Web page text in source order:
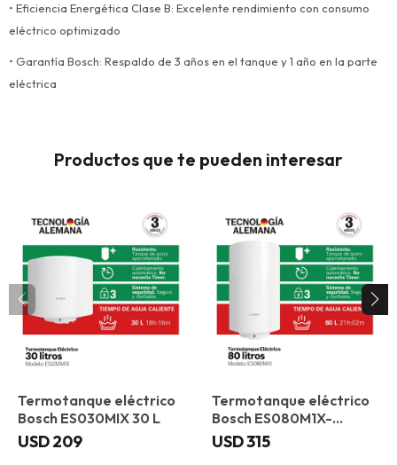
• Eficiencia Energética Clase B: Excelente rendimiento con consumo
eléctrico optimizado
• Garantía Bosch: Respaldo de 3 años en el tanque y 1 año en la parte
eléctrica
Productos que te pueden interesar
Termotanque eléctrico
Bosch ES030MIX 30 L
USD209
Termotanque eléctrico
Bosch ES080M1X-
KNWVB 80 L
USD315